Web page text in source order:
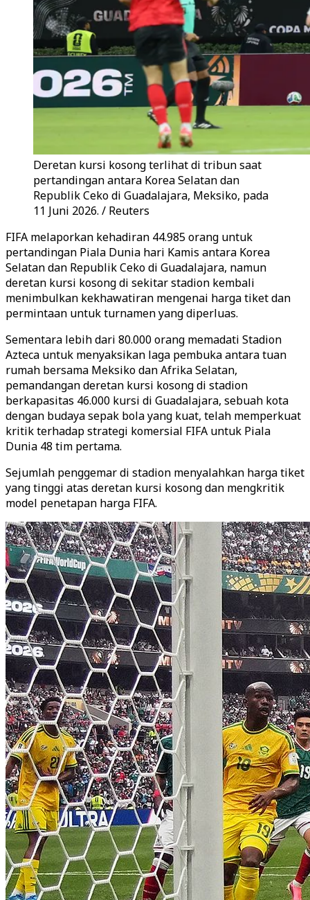
Deretan kursi kosong terlihat di tribun saat
pertandingan antara Korea Selatan dan
Republik Ceko di Guadalajara, Meksiko, pada
11 Juni 2026. / Reuters
FIFA melaporkan kehadiran 44.985 orang untuk
pertandingan Piala Dunia hari Kamis antara Korea
Selatan dan Republik Ceko di Guadalajara, namun
deretan kursi kosong di sekitar stadion kembali
menimbulkan kekhawatiran mengenai harga tiket dan
permintaan untuk turnamen yang diperluas.
Sementara lebih dari 80.000 orang memadati Stadion
Azteca untuk menyaksikan laga pembuka antara tuan
rumah bersama Meksiko dan Afrika Selatan,
pemandangan deretan kursi kosong di stadion
berkapasitas 46.000 kursi di Guadalajara, sebuah kota
dengan budaya sepak bola yang kuat, telah memperkuat
kritik terhadap strategi komersial FIFA untuk Piala
Dunia 48 tim pertama.
Sejumlah penggemar di stadion menyalahkan harga tiket
yang tinggi atas deretan kursi kosong dan mengkritik
model penetapan harga FIFA.